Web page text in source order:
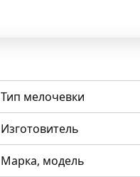
Тип мелочевки
Изготовитель
Марка, модель